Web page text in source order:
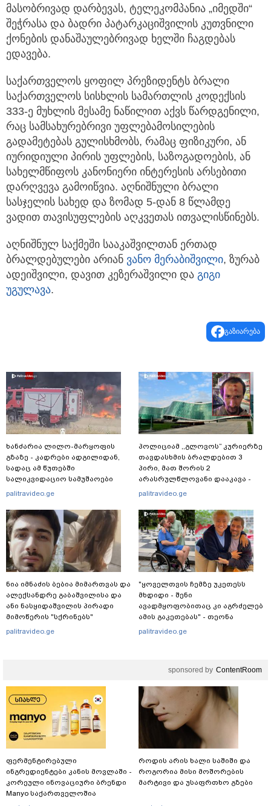
მასობრივად დარბევას, ტელეკომპანია „იმედში“
შეჭრასა და ბადრი პატარკაციშვილის კუთვნილი
ქონების დანაშაულებრივად ხელში ჩაგდებას
ედავება.
საქართველოს ყოფილ პრეზიდენტს ბრალი
საქართველოს სისხლის სამართლის კოდექსის
333-ე მუხლის მესამე ნაწილით აქვს წარდგენილი,
რაც სამსახურებრივი უფლებამოსილების
გადამეტებას გულისხმობს, რამაც ფიზიკური, ან
იურიდიული პირის უფლების, საზოგადოების, ან
სახელმწიფოს კანონიერი ინტერესის არსებითი
დარღვევა გამოიწვია. აღნიშნული ბრალი
სასჯელის სახედ და ზომად 5-დან 8 წლამდე
ვადით თავისუფლების აღკვეთას ითვალისწინებს.
აღნიშნულ საქმეში სააკაშვილთან ერთად
ბრალდებულები არიან ვანო მერაბიშვილი, ზურაბ
ადეიშვილი, დავით კეზერაშვილი და გიგი
უგულავა.
გაზიარება
ხანძარია ლილო-მარყოფის
გზაზე - კადრები ადგილიდან,
სადაც ამ წუთებში
სალიკვიდაციო სამუშაოები
მიმდინარეობს
palitravideo.ge
ნია იმნაძის ბებია მიმართვას და
ალექსანდრე გაბაშვილისა და
ანი ნასყიდაშვილის პირადი
მიმოწერის "სქრინებს"
ავრცელებს
palitravideo.ge
პოლიციამ ,,გლოვოს” კურიერზე
თავდასხმის ბრალდებით 3
პირი, მათ შორის 2
არასრულწლოვანი დააკავა -
შსს ინფორმაციას ავრცელებს
palitravideo.ge
"ყოველთვის ჩემზე უკეთესს
მხდიდი - შენი
ავადმყოფობითაც კი აგრძელებ
ამის გაკეთებას" - თეონა
კონტრიძე მეუღლეს ემოციურ
palitravideo.ge
sponsored by ContentRoom
ფერმენტირებული
ინგრედიენტები კანის მოვლაში -
კორეული ინოვაციური ბრენდი
Manyo საქართველოშია
როდის არის ხალი საშიში და
როგორია მისი მოშორების
მარტივი და უსაფრთხო გზები